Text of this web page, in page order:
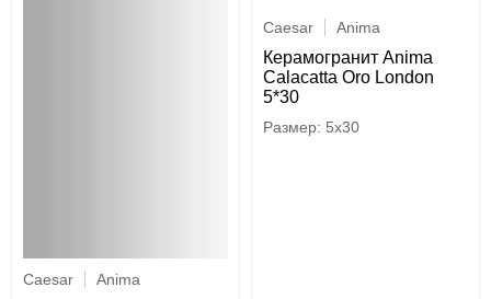
Caesar Anima
Caesar Anima
Керамогранит Anima
Calacatta Oro London
5*30
5x30